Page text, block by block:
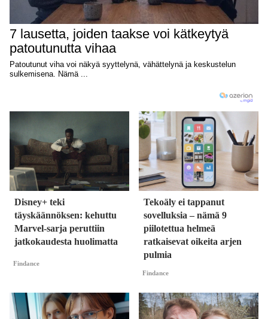
Disney+ teki
täyskäännöksen: kehuttu
Marvel-sarja peruttiin
jatkokaudesta huolimatta
Findance
Tekoäly ei tappanut
sovelluksia – nämä 9
piilotettua helmeä
ratkaisevat oikeita arjen
pulmia
Findance